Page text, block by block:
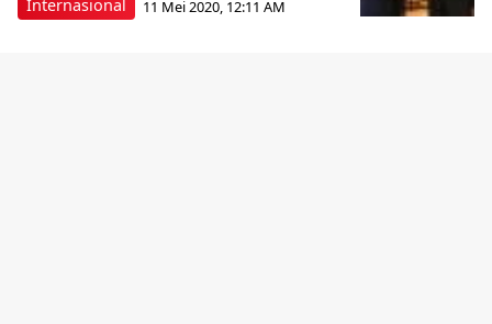
Internasional 11 Mei 2020, 12:11 AM